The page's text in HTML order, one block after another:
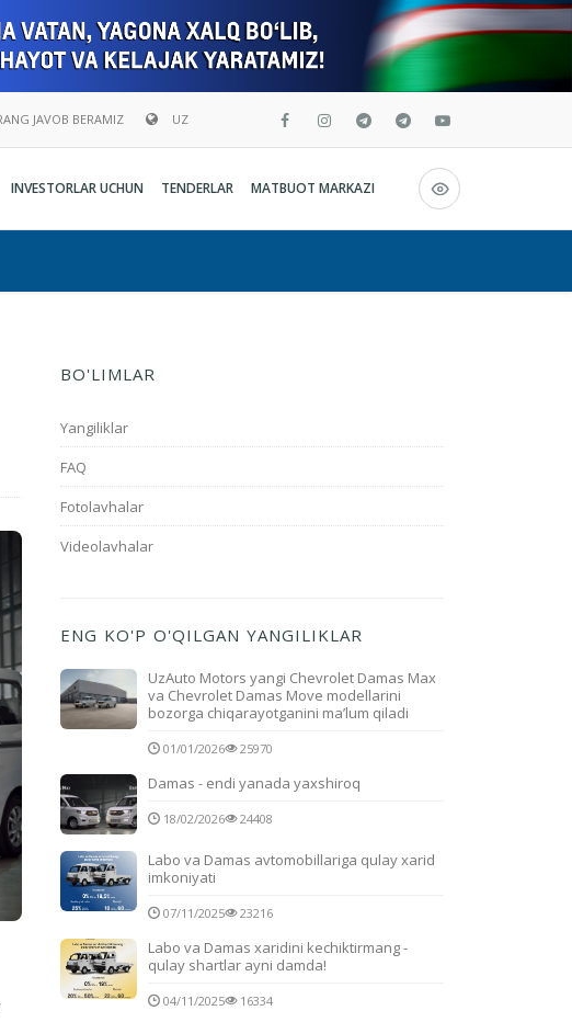
UZ
O`zbekcha
English
JAVOB BERAMIZ
INVESTORLAR UCHUN TENDERLAR MATBUOT MARKAZI
BO'LIMLAR
Yangiliklar
FAQ
Fotolavhalar
Videolavhalar
ENG KO'P O'QILGAN YANGILIKLAR
UzAuto Motors yangi Chevrolet Damas Max
va Chevrolet Damas Move modellarini
bozorga chiqarayotganini ma’lum qiladi
01/01/2026 25970
Damas - endi yanada yaxshiroq
18/02/2026 24408
Labo va Damas avtomobillariga qulay xarid
imkoniyati
07/11/2025 23216
Labo va Damas xaridini kechiktirmang -
qulay shartlar ayni damda!
04/11/2025 16334